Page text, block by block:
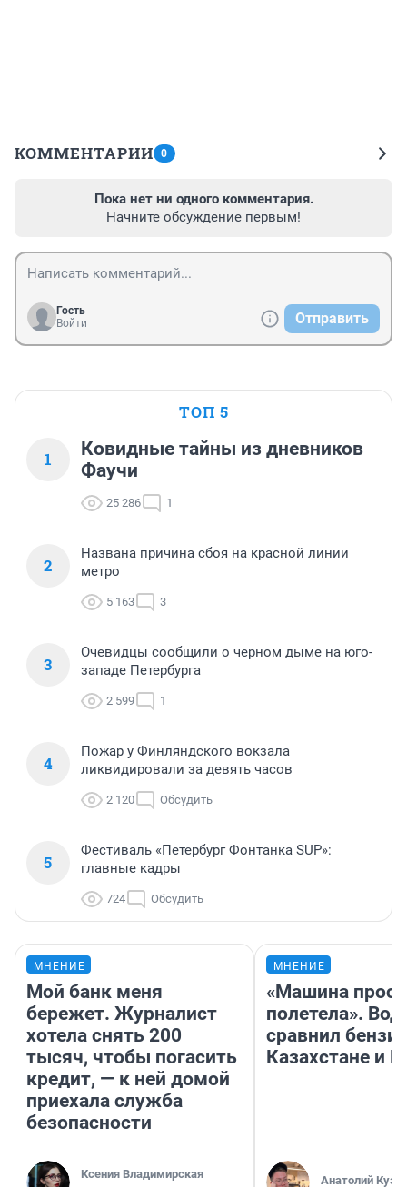
КОММЕНТАРИИ 0
Пока нет ни одного комментария.
Начните обсуждение первым!
Гость
Войти
Отправить
ТОП 5
1
Ковидные тайны из дневников
Фаучи
25 286 1
2
Названа причина сбоя на красной линии
метро
5 163 3
3
Очевидцы сообщили о черном дыме на юго-
западе Петербурга
2 599 1
4
Пожар у Финляндского вокзала
ликвидировали за девять часов
2 120 Обсудить
5
Фестиваль «Петербург Фонтанка SUP»:
главные кадры
724 Обсудить
МНЕНИЕ
Мой банк меня
бережет. Журналист
хотела снять 200
тысяч, чтобы погасить
кредит, — к ней домой
приехала служба
безопасности
Ксения Владимирская
МНЕНИЕ
«Машина
полетела».
сравнил
Казахстане и
Анатолий